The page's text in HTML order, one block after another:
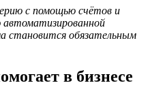
с помощью счётов и
становится обязательным
в бизнесе